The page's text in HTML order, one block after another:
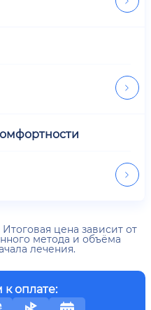
цена зависит от
метода и объёма
лечения.
оплате: